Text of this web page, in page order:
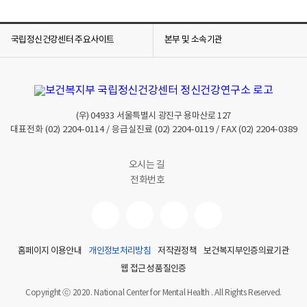
국립정신건강센터 주요사이트 본부 및 소속기관
(우)04933 서울특별시 광진구 용마산로 127
대표전화 (02) 2204-0114/ 응급실진료 (02) 2204-0119/ FAX (02) 2204-0389
오시는 길
전화번호
홈페이지 이용안내 개인정보처리방침 저작권정책
보건복지부인증의료기관
웹 접근성 품질인증
Copyright ⓒ 2020. National Center for Mental Health . All Rights Reserved.